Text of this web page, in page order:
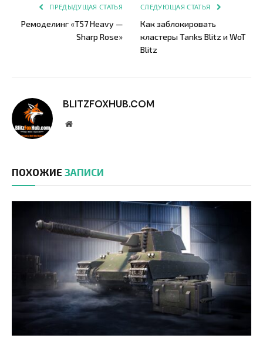
ПРЕДЫДУЩАЯ СТАТЬЯ
Ремоделинг «T57 Heavy —
Sharp Rose»
СЛЕДУЮЩАЯ СТАТЬЯ
Как заблокировать
кластеры Tanks Blitz и WoT
Blitz
BLITZFOXHUB.COM
Website
ПОХОЖИЕ ЗАПИСИ